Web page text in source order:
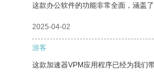
这款办公软件的功能非常全面，涵盖
2025-04-02
游客
这款加速器VPM应用程序已经为我们